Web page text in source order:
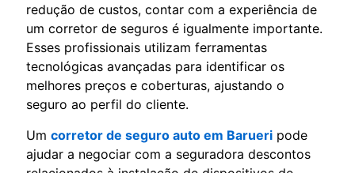
redução de custos, contar com a experiência de
um corretor de seguros é igualmente importante.
Esses profissionais utilizam ferramentas
tecnológicas avançadas para identificar os
melhores preços e coberturas, ajustando o
seguro ao perfil do cliente.
Um corretor de seguro auto em Barueri pode
ajudar a negociar com a seguradora descontos